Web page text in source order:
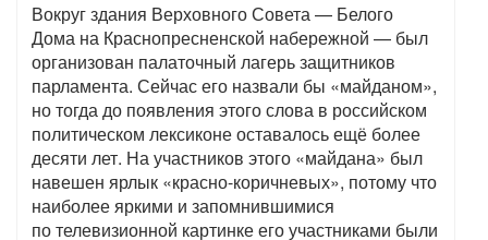
Вокруг здания Верховного Совета — Белого
Дома на Краснопресненской набережной — был
организован палаточный лагерь защитников
парламента. Сейчас его назвали бы «майданом»,
но тогда до появления этого слова в российском
политическом лексиконе оставалось ещё более
десяти лет. На участников этого «майдана» был
навешен ярлык «красно-коричневых», потому что
наиболее яркими и запомнившимися
по телевизионной картинке его участниками были